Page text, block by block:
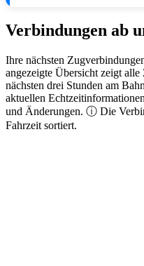
Verbindungen ab
Ihre nächsten
angezeigte Übersicht zeigt
nächsten drei Stunden am
aktuellen
und Änderungen. ⓘ Die
Fahrzeit sortiert.